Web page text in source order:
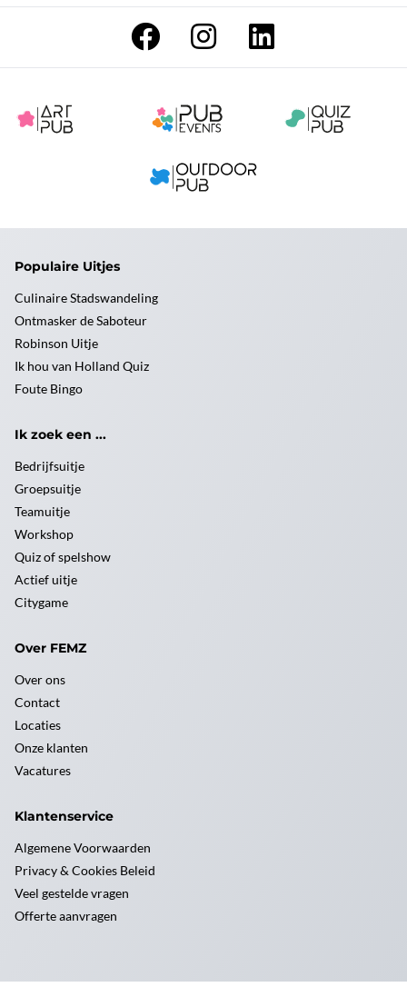
Populaire Uitjes
Culinaire Stadswandeling
Ontmasker de Saboteur
Robinson Uitje
Ik hou van Holland Quiz
Foute Bingo
Ik zoek een ...
Bedrijfsuitje
Groepsuitje
Teamuitje
Workshop
Quiz of spelshow
Actief uitje
Citygame
Over FEMZ
Over ons
Contact
Locaties
Onze klanten
Vacatures
Klantenservice
Algemene Voorwaarden
Privacy & Cookies Beleid
Veel gestelde vragen
Offerte aanvragen